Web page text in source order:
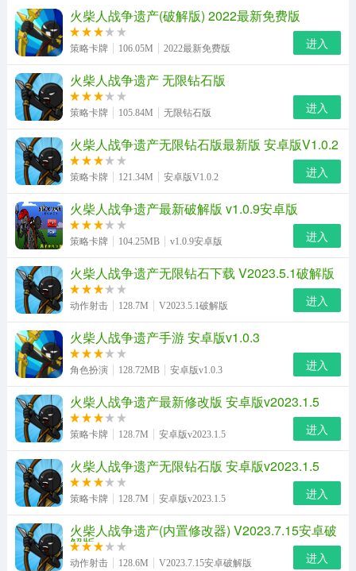
火柴人战争遗产(破解版) 2022最新免费版
策略卡牌 106.05M 2022最新免费版 进入
火柴人战争遗产 无限钻石版
策略卡牌 105.84M 无限钻石版 进入
火柴人战争遗产无限钻石版最新版 安卓版V1.0.2
策略卡牌 121.34M 安卓版V1.0.2 进入
火柴人战争遗产最新破解版 v1.0.9安卓版
策略卡牌 104.25MB v1.0.9安卓版 进入
火柴人战争遗产无限钻石下载 V2023.5.1破解版
动作射击 128.7M V2023.5.1破解版 进入
火柴人战争遗产手游 安卓版v1.0.3
角色扮演 128.72MB 安卓版v1.0.3 进入
火柴人战争遗产最新修改版 安卓版v2023.1.5
策略卡牌 128.7M 安卓版v2023.1.5 进入
火柴人战争遗产无限钻石版 安卓版v2023.1.5
策略卡牌 128.7M 安卓版v2023.1.5 进入
火柴人战争遗产(内置修改器) V2023.7.15安卓破
解版
动作射击 128.6M V2023.7.15安卓破解版 进入